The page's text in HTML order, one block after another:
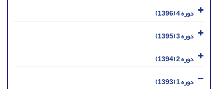
دوره 4 (1396)
دوره 3 (1395)
دوره 2 (1394)
دوره 1 (1393)